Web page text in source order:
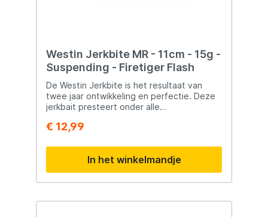
Westin Jerkbite MR - 11cm - 15g -
Suspending - Firetiger Flash
De Westin Jerkbite is het resultaat van
twee jaar ontwikkeling en perfectie. Deze
jerkbait presteert onder alle
of jerktechnieken. Door de zwevende actie
Tijdens koudere dagen vis je met langere
pauzes om de roofvis te verleiden. Zelfs bij
een constante binnenhaalactie toont hij
een zenuwachtige, levensechte actie.
systeem met stalen kogels maak je verre,
€ 12,99
In het winkelmandje